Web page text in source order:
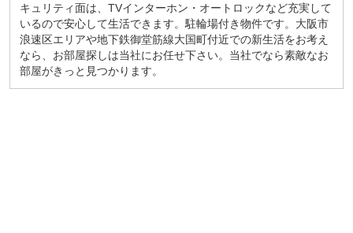
キュリティ面は、TVインターホン・オートロックなど充実して
いるので安心して生活できます。駐輪場付き物件です。大阪市
浪速区エリアや地下鉄御堂筋線大国町付近での新生活をお考え
なら、お部屋探しは当社にお任せ下さい。当社でなら素敵なお
部屋がきっと見つかります。